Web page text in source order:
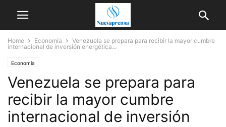
Home Economía
Venezuela se prepara para recibir la mayor cumbre
internacional de inversión energética...
Economía
Venezuela se prepara para
recibir la mayor cumbre
internacional de inversión